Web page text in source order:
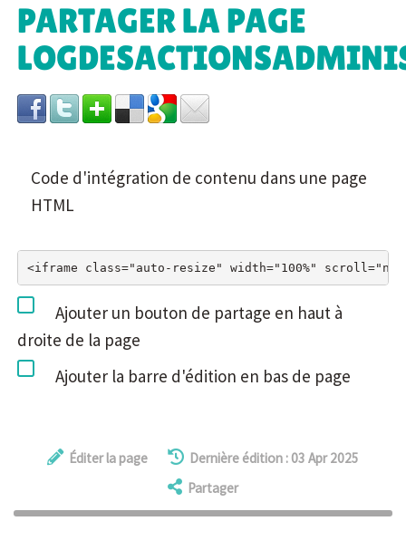
PARTAGER LA PAGE
Code d'intégration de contenu dans une page
HTML
Ajouter un bouton de partage en haut à
droite de la page
Ajouter la barre d'édition en bas de page
Éditer la page
Dernière édition : 03 Apr 2025
Partager